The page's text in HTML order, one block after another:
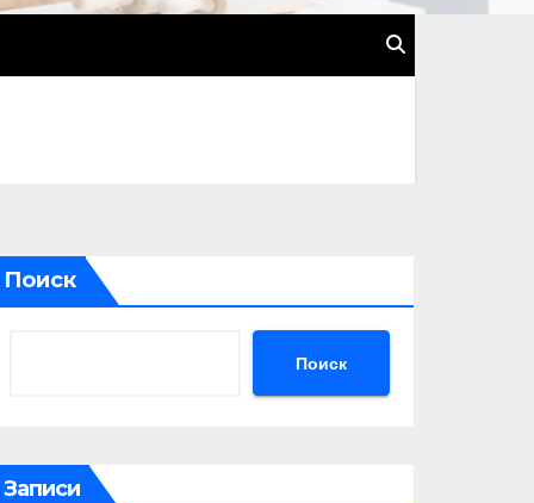
Поиск
Поиск
Записи